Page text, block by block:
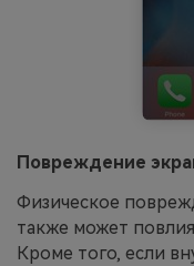
Повреждение
Физическое
также может
Кроме того, если